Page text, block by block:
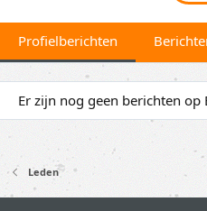
Profielberichten
Er zijn nog geen berichten op
Leden